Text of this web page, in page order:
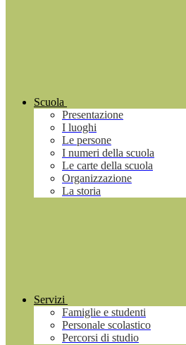
Scuola
Presentazione
I luoghi
Le persone
I numeri della scuola
Le carte della scuola
Organizzazione
La storia
Servizi
Famiglie e studenti
Personale scolastico
Percorsi di studio